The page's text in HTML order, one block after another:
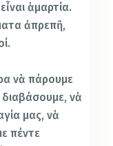
ἁμαρτία.
ἀπρεπῆ,
νὰ πάρουμε
διαβάσουμε, νὰ
μας, νὰ
πέντε